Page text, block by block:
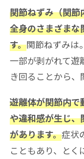
関節ねずみ（関節
全身のさまざまな
す。関節ねずみは
一部が剥がれて遊
き回ることから、
遊離体が関節内で
や違和感が生じ、
があります。症状
こともあり、と